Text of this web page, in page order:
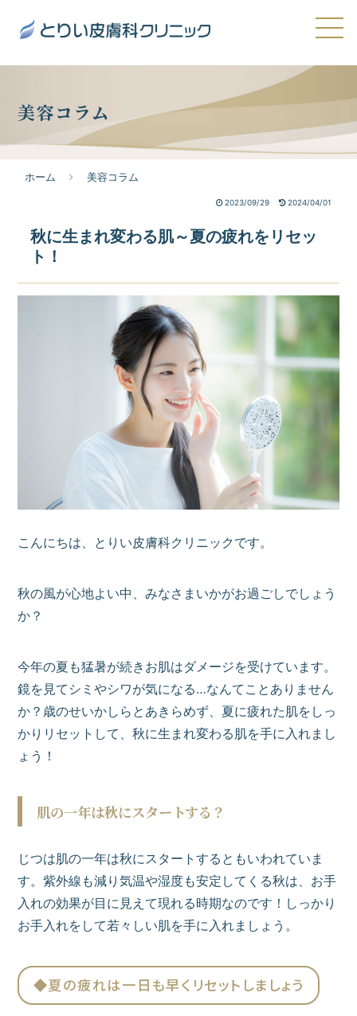
美容コラム
ホーム 美容コラム
2023/09/29 2024/04/01
秋に生まれ変わる肌～夏の疲れをリセッ
ト！
こんにちは、とりい皮膚科クリニックです。
秋の風が心地よい中、みなさまいかがお過ごしでしょう
か？
今年の夏も猛暑が続きお肌はダメージを受けています。
鏡を見てシミやシワが気になる…なんてことありません
か？歳のせいかしらとあきらめず、夏に疲れた肌をしっ
かりリセットして、秋に生まれ変わる肌を手に入れまし
ょう！
肌の一年は秋にスタートする？
じつは肌の一年は秋にスタートするともいわれていま
す。紫外線も減り気温や湿度も安定してくる秋は、お手
入れの効果が目に見えて現れる時期なのです！しっかり
お手入れをして若々しい肌を手に入れましょう。
◆夏の疲れは一日も早くリセットしましょう